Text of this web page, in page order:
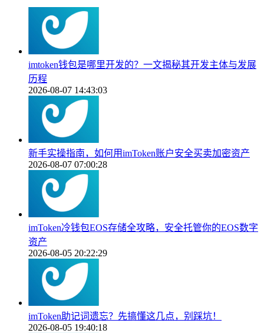
imtoken钱包是哪里开发的？一文揭秘其开发主体与发展
历程
2026-08-07 14:43:03
新手实操指南，如何用imToken账户安全买卖加密资产
2026-08-07 07:00:28
imToken冷钱包EOS存储全攻略，安全托管你的EOS数字
资产
2026-08-05 20:22:29
imToken助记词遗忘？先搞懂这几点，别踩坑！
2026-08-05 19:40:18